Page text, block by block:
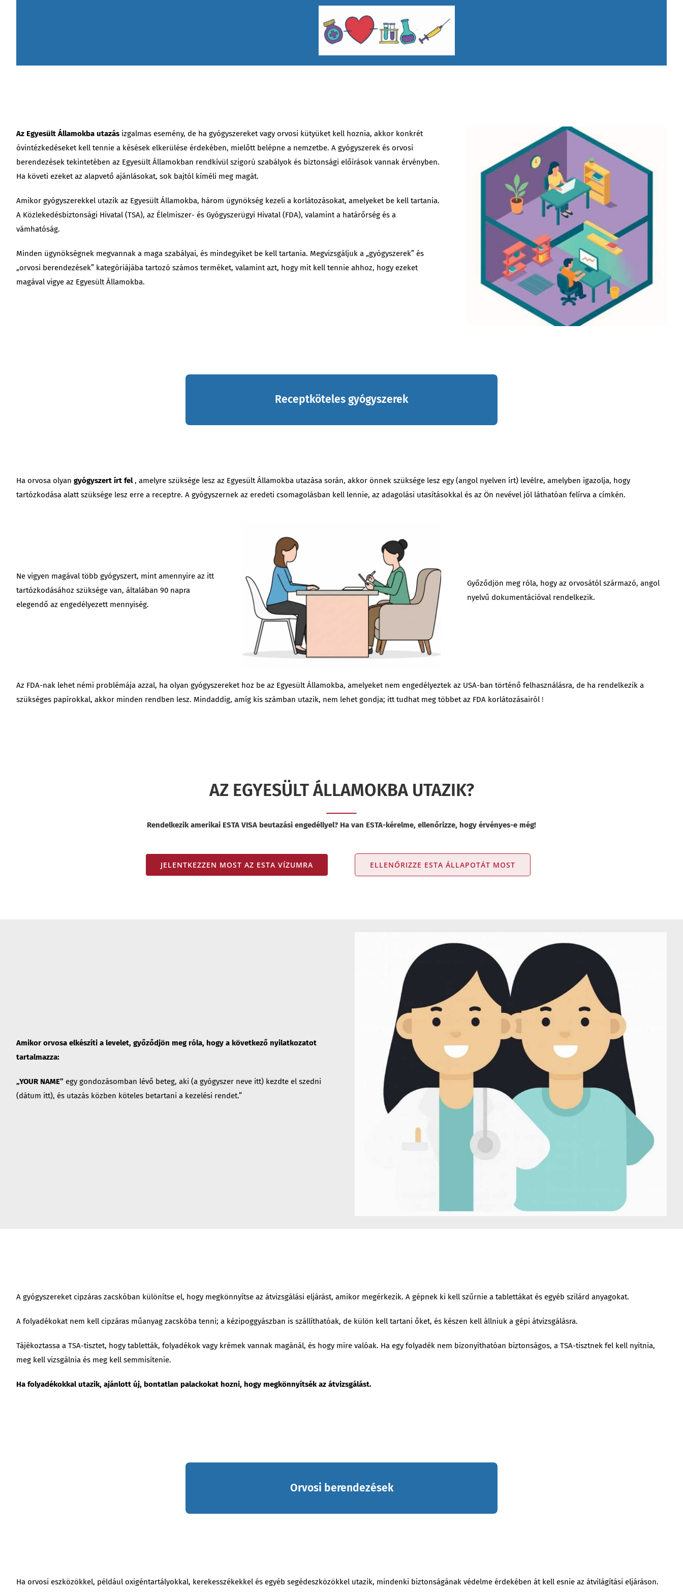
Az Egyesült Államokba utazásizgalmas esemény, de ha gyógyszereket vagy orvosi kütyüket kell hoznia, akkor konkrét
óvintézkedéseket kell tennie a késések elkerülése érdekében, mielőtt belépne a nemzetbe. A gyógyszerek és orvosi
berendezések tekintetében az Egyesült Államokban rendkívül szigorú szabályok és biztonsági előírások vannak érvényben.
Ha követi ezeket az alapvető ajánlásokat, sok bajtól kíméli meg magát.
Amikor gyógyszerekkel utazik az Egyesült Államokba, három ügynökség kezeli a korlátozásokat, amelyeket be kell tartania.
A Közlekedésbiztonsági Hivatal (TSA), az Élelmiszer- és Gyógyszerügyi Hivatal (FDA), valamint a határőrség és a
vámhatóság.
Minden ügynökségnek megvannak a maga szabályai, és mindegyiket be kell tartania. Megvizsgáljuk a „gyógyszerek” és
„orvosi berendezések” kategóriájába tartozó számos terméket, valamint azt, hogy mit kell tennie ahhoz, hogy ezeket
magával vigye az Egyesült Államokba.
Receptköteles gyógyszerek
Ha orvosa olyan gyógyszert írt fel, amelyre szüksége lesz az Egyesült Államokba utazása során, akkor önnek szüksége lesz egy (angol nyelven írt) levélre, amelyben igazolja, hogy
tartózkodása alatt szüksége lesz erre a receptre. A gyógyszernek az eredeti csomagolásban kell lennie, az adagolási utasításokkal és az Ön nevével jól láthatóan felírva a címkén.
Ne vigyen magával több gyógyszert, mint amennyire az itt
tartózkodásához szüksége van, általában 90 napra
elegendő az engedélyezett mennyiség.
Győződjön meg róla, hogy az orvosától származó, angol
nyelvű dokumentációval rendelkezik.
Az FDA-nak lehet némi problémája azzal, ha olyan gyógyszereket hoz be az Egyesült Államokba, amelyeket nem engedélyeztek az USA-ban történő felhasználásra, de ha rendelkezik a
szükséges papírokkal, akkor minden rendben lesz. Mindaddig, amíg kis számban utazik, nem lehet gondja; itt tudhat meg többet az FDA korlátozásairól !
AZ EGYESÜLT ÁLLAMOKBA UTAZIK?
Rendelkezik amerikai ESTA VISA beutazási engedéllyel? Ha van ESTA-kérelme, ellenőrizze, hogy érvényes-e még!
JELENTKEZZEN MOST AZ ESTA VÍZUMRA ELLENŐRIZZE ESTA ÁLLAPOTÁT MOST
Amikor orvosa elkészíti a levelet, győződjön meg róla, hogy a következő nyilatkozatot
tartalmazza:
„YOUR NAME” egy gondozásomban lévő beteg, aki (a gyógyszer neve itt) kezdte el szedni
(dátum itt), és utazás közben köteles betartani a kezelési rendet.”
A gyógyszereket cipzáras zacskóban különítse el, hogy megkönnyítse az átvizsgálási eljárást, amikor megérkezik. A gépnek ki kell szűrnie a tablettákat és egyéb szilárd anyagokat.
A folyadékokat nem kell cipzáras műanyag zacskóba tenni; a kézipoggyászban is szállíthatóak, de külön kell tartani őket, és készen kell állniuk a gépi átvizsgálásra.
Tájékoztassa a TSA-tisztet, hogy tabletták, folyadékok vagy krémek vannak magánál, és hogy mire valóak. Ha egy folyadék nem bizonyíthatóan biztonságos, a TSA-tisztnek fel kell nyitnia,
meg kell vizsgálnia és meg kell semmisítenie.
Ha folyadékokkal utazik, ajánlott új, bontatlan palackokat hozni, hogy megkönnyítsék az átvizsgálást.
Orvosi berendezések
Ha orvosi eszközökkel, például oxigéntartályokkal, kerekesszékekkel és egyéb segédeszközökkel utazik, mindenki biztonságának védelme érdekében át kell esnie az átvilágítási eljáráson.